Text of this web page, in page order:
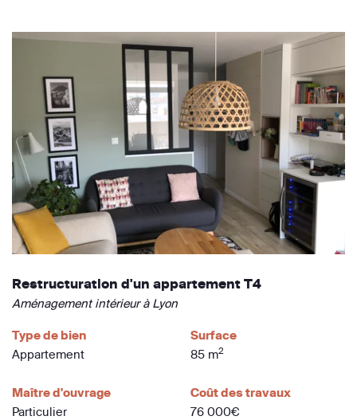
Restructuration d'un appartement T4
Aménagement intérieur à Lyon
Type de bien
Appartement
Surface
85 m2
Maître d'ouvrage
Particulier
Coût des travaux
76 000€